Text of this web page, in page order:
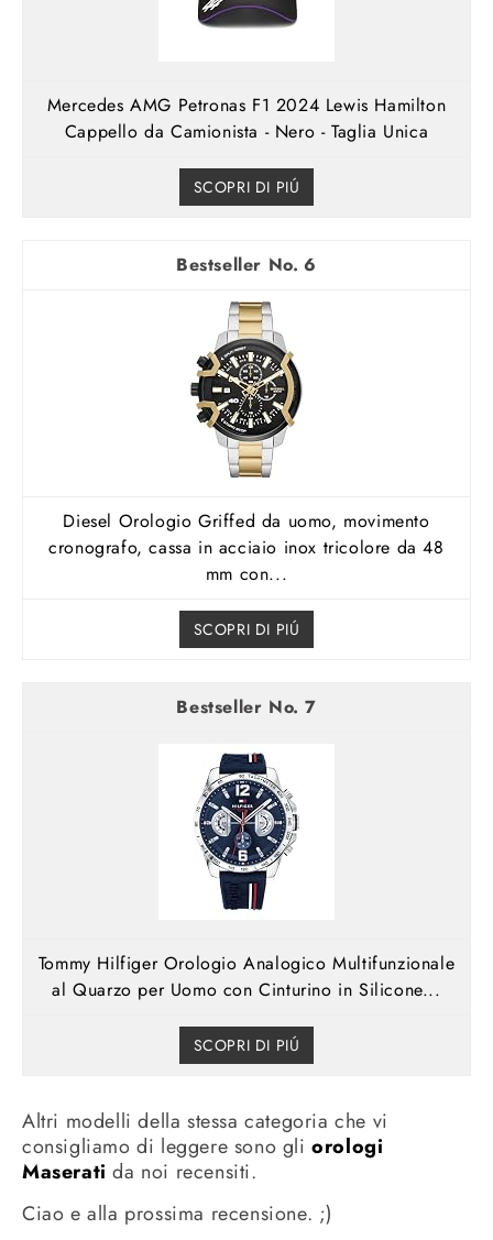
Mercedes AMG Petronas F1 2024 Lewis Hamilton
Cappello da Camionista - Nero - Taglia Unica
SCOPRI DI PIÚ
6
Diesel Orologio Griffed da uomo, movimento
cronografo, cassa in acciaio inox tricolore da 48
mm con...
SCOPRI DI PIÚ
7
Tommy Hilfiger Orologio Analogico Multifunzionale
al Quarzo per Uomo con Cinturino in Silicone...
SCOPRI DI PIÚ
Altri modelli della stessa categoria che vi
consigliamo di leggere sono gliorologi
Maserati da noi recensiti.
Ciao e alla prossima recensione. ;)